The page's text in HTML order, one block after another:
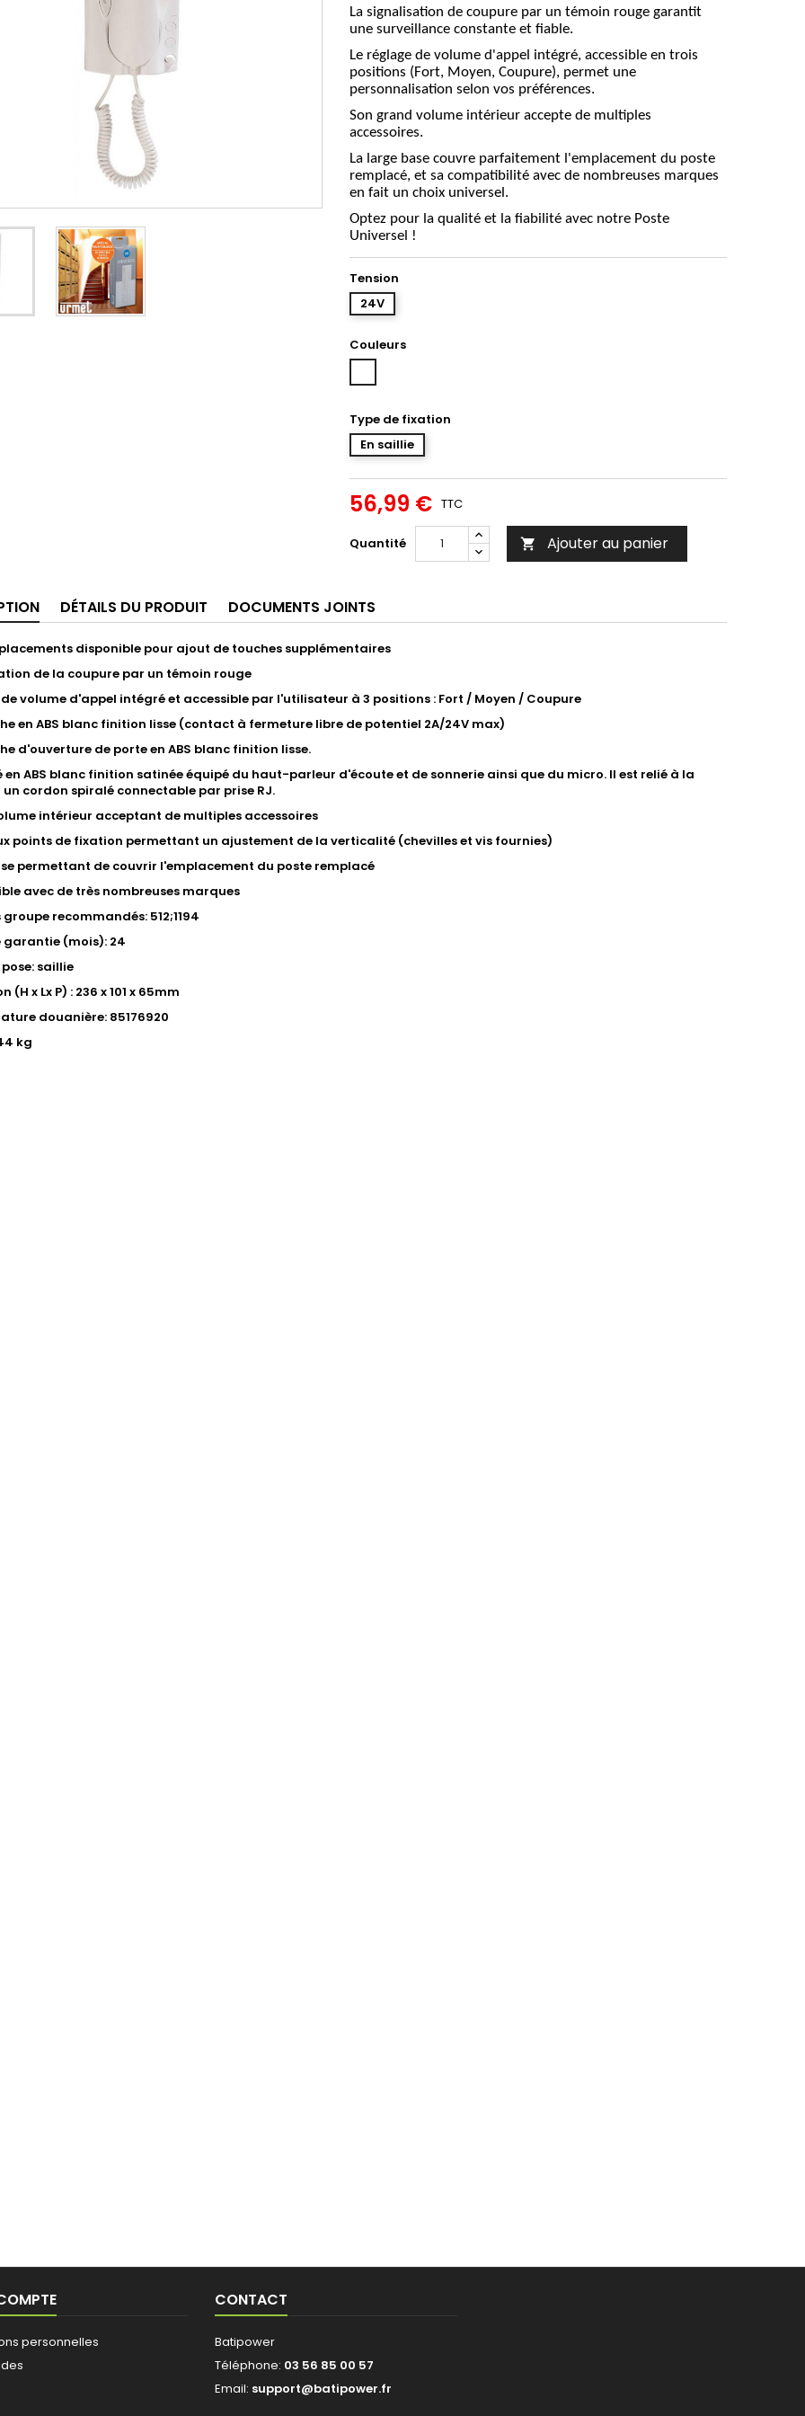
La signalisation de coupure par un témoin rouge garantit
une surveillance constante et fiable.
Le réglage de volume d'appel intégré, accessible en trois
positions (Fort, Moyen, Coupure), permet une
personnalisation selon vos préférences.
Son grand volume intérieur accepte de multiples
accessoires.
La large base couvre parfaitement l'emplacement du poste
remplacé, et sa compatibilité avec de nombreuses marques
en fait un choix universel.
Optez pour la qualité et la fiabilité avec notre Poste
Universel !
Tension
24V
Couleurs
Type de fixation
En saillie
56,99 € TTC
Quantité  Ajouter au panier
DÉTAILS DU PRODUIT DOCUMENTS JOINTS
disponible pour ajout de touches supplémentaires
de la coupure par un témoin rouge
volume d'appel intégré et accessible par l'utilisateur à 3 positions : Fort / Moyen / Coupure
en ABS blanc finition lisse (contact à fermeture libre de potentiel 2A/24V max)
d'ouverture de porte en ABS blanc finition lisse.
en ABS blanc finition satinée équipé du haut-parleur d'écoute et de sonnerie ainsi que du micro. Il est relié à la
un cordon spiralé connectable par prise RJ.
intérieur acceptant de multiples accessoires
points de fixation permettant un ajustement de la verticalité (chevilles et vis fournies)
permettant de couvrir l'emplacement du poste remplacé
avec de très nombreuses marques
recommandés: 512;1194
garantie (mois): 24
saillie
(H x Lx P) : 236 x 101 x 65mm
douanière: 85176920
kg
personnelles
CONTACT
Batipower
Téléphone: 03 56 85 00 57
Email: support@batipower.fr